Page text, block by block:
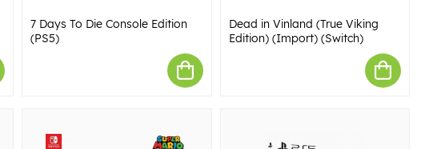
7 Days To Die Console Edition
(PS5)
Dead in Vinland (True Viking
Edition) (Import) (Switch)